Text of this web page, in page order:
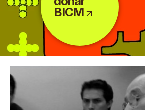
BICM